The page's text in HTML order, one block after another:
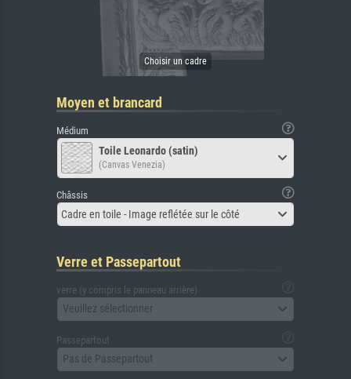
Moyen et brancard
Médium
Toile Leonardo (satin)
(Canvas Venezia)
Châssis
Cadre en toile - Image reflétée sur le côté
Verre et Passepartout
verre (y compris le panneau arrière)
Veuillez sélectionner
Passepartout
Pas de Passepartout